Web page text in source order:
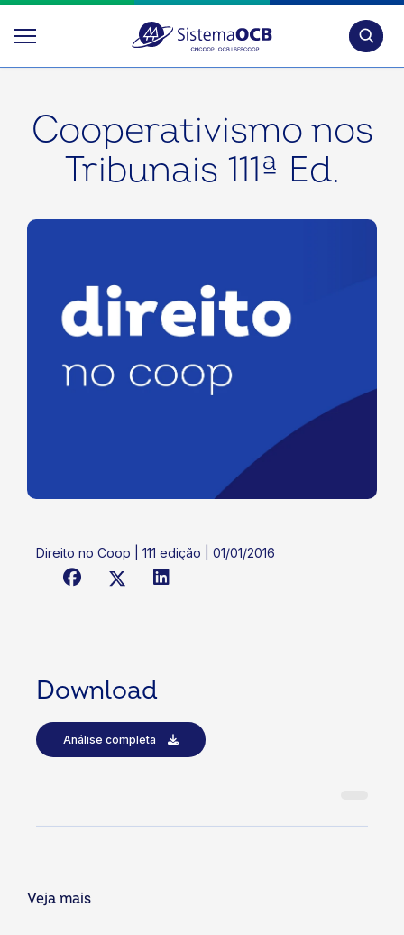
Cooperativismo nos
Tribunais 111ª Ed.
Direito no Coop | 111 edição | 01/01/2016
Download
Análise completa
Veja mais